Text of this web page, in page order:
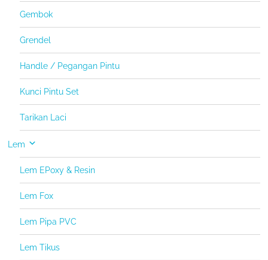
Gembok
Grendel
Handle / Pegangan Pintu
Kunci Pintu Set
Tarikan Laci
Lem
Lem EPoxy & Resin
Lem Fox
Lem Pipa PVC
Lem Tikus